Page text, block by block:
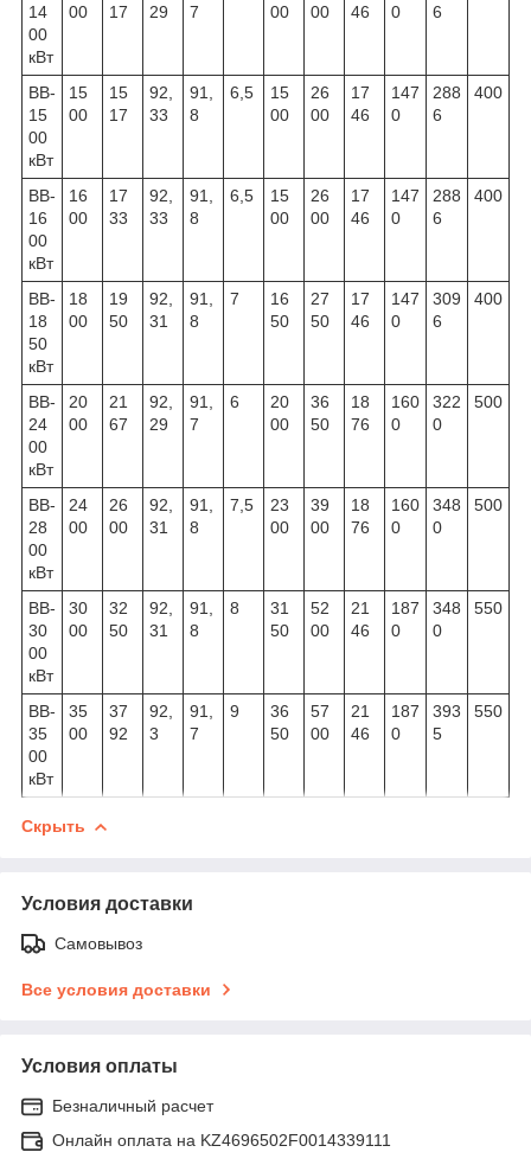
14
00
кВт
00
17
29
7
00
00
46
0
6
ВВ-
15
00
кВт
15
00
15
17
92,
33
91,
8
6,5
15
00
26
00
17
46
147
0
288
6
400
ВВ-
16
00
кВт
16
00
17
33
92,
33
91,
8
6,5
15
00
26
00
17
46
147
0
288
6
400
ВВ-
18
50
кВт
18
00
19
50
92,
31
91,
8
7
16
50
27
50
17
46
147
0
309
6
400
ВВ-
24
00
кВт
20
00
21
67
92,
29
91,
7
6
20
00
36
50
18
76
160
0
322
0
500
ВВ-
28
00
кВт
24
00
26
00
92,
31
91,
8
7,5
23
00
39
00
18
76
160
0
348
0
500
ВВ-
30
00
кВт
30
00
32
50
92,
31
91,
8
8
31
50
52
00
21
46
187
0
348
0
550
ВВ-
35
00
кВт
35
00
37
92
92,
3
91,
7
9
36
50
57
00
21
46
187
0
393
5
550
Скрыть
Условия доставки
Самовывоз
Все условия доставки
Условия оплаты
Безналичный расчет
Онлайн оплата на KZ4696502F0014339111